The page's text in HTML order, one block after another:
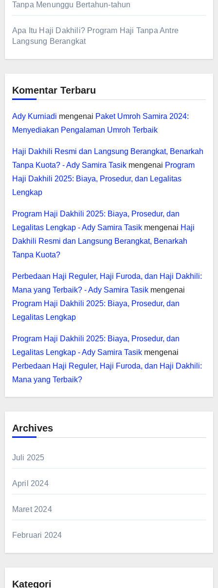
Tanpa Menunggu Bertahun-tahun
Apa Itu Haji Dakhili? Program Haji Tanpa Antre
Langsung Berangkat
Komentar Terbaru
Ady Kurniadi mengenai Paket Umroh Samira 2024:
Menyediakan Pengalaman Umroh Terbaik
Haji Dakhili Resmi dan Langsung Berangkat, Benarkah
Tanpa Kuota? - Ady Samira Tasikmengenai Program
Haji Dakhili 2025: Biaya, Prosedur, dan Legalitas
Lengkap
Program Haji Dakhili 2025: Biaya, Prosedur, dan
Legalitas Lengkap - Ady Samira Tasikmengenai Haji
Dakhili Resmi dan Langsung Berangkat, Benarkah
Tanpa Kuota?
Perbedaan Haji Reguler, Haji Furoda, dan Haji Dakhili:
Mana yang Terbaik? - Ady Samira Tasikmengenai
Program Haji Dakhili 2025: Biaya, Prosedur, dan
Legalitas Lengkap
Program Haji Dakhili 2025: Biaya, Prosedur, dan
Legalitas Lengkap - Ady Samira Tasikmengenai
Perbedaan Haji Reguler, Haji Furoda, dan Haji Dakhili:
Mana yang Terbaik?
Archives
Juli 2025
April 2024
Maret 2024
Februari 2024
Kategori